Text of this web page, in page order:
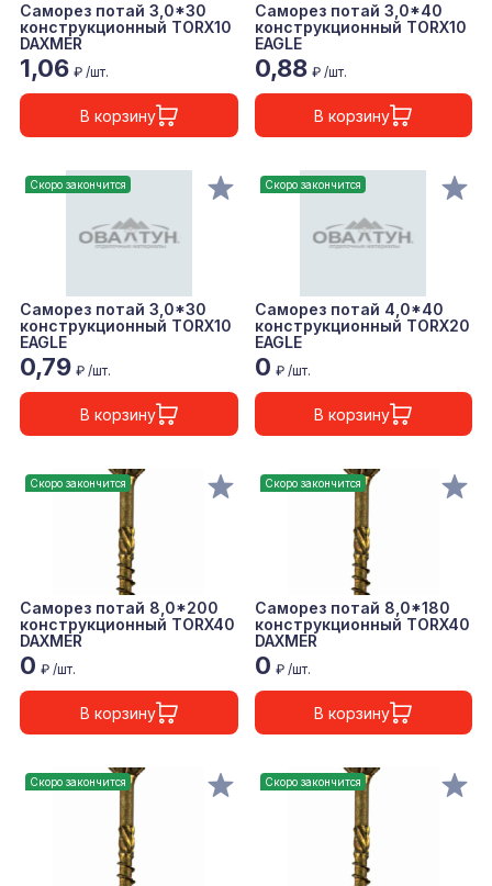
Саморез потай 3,0*30
конструкционный TORX10
DAXMER
1,06 ₽ /шт.
В корзину
Саморез потай 3,0*40
конструкционный TORX10
EAGLE
0,88 ₽ /шт.
В корзину
Скоро закончится
Саморез потай 3,0*30
конструкционный TORX10
EAGLE
0,79 ₽ /шт.
В корзину
Скоро закончится
Саморез потай 4,0*40
конструкционный TORX20
EAGLE
0 ₽ /шт.
В корзину
Скоро закончится
Саморез потай 8,0*200
конструкционный TORX40
DAXMER
0 ₽ /шт.
В корзину
Скоро закончится
Саморез потай 8,0*180
конструкционный TORX40
DAXMER
0 ₽ /шт.
В корзину
Скоро закончится Скоро закончится